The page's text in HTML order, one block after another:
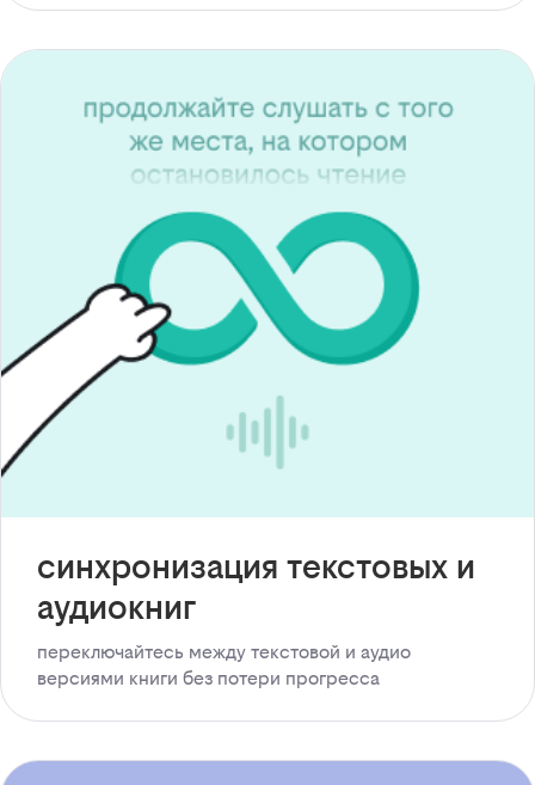
синхронизация текстовых и
аудиокниг
переключайтесь между текстовой и аудио
версиями книги без потери прогресса